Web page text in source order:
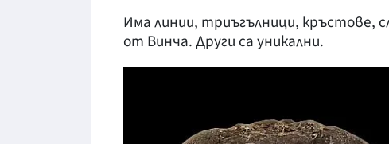
Има линии, триъгълници, кръстове,
от Винча. Други са уникални.